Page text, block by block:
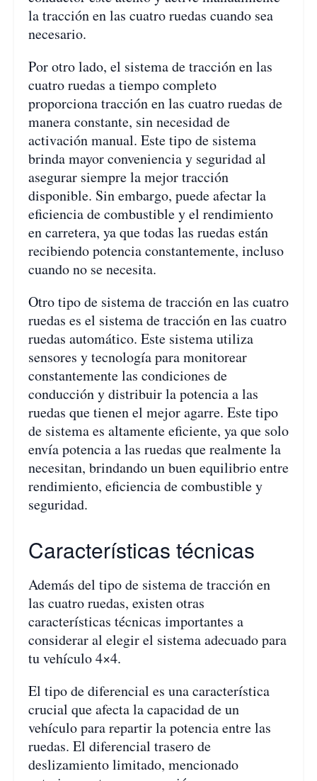
la tracción en las cuatro ruedas cuando sea
necesario.
Por otro lado, el sistema de tracción en las
cuatro ruedas a tiempo completo
proporciona tracción en las cuatro ruedas de
manera constante, sin necesidad de
activación manual. Este tipo de sistema
brinda mayor conveniencia y seguridad al
asegurar siempre la mejor tracción
disponible. Sin embargo, puede afectar la
eficiencia de combustible y el rendimiento
en carretera, ya que todas las ruedas están
recibiendo potencia constantemente, incluso
cuando no se necesita.
Otro tipo de sistema de tracción en las cuatro
ruedas es el sistema de tracción en las cuatro
ruedas automático. Este sistema utiliza
sensores y tecnología para monitorear
constantemente las condiciones de
conducción y distribuir la potencia a las
ruedas que tienen el mejor agarre. Este tipo
de sistema es altamente eficiente, ya que solo
envía potencia a las ruedas que realmente la
necesitan, brindando un buen equilibrio entre
rendimiento, eficiencia de combustible y
seguridad.
Características técnicas
Además del tipo de sistema de tracción en
las cuatro ruedas, existen otras
características técnicas importantes a
considerar al elegir el sistema adecuado para
tu vehículo 4×4.
El tipo de diferencial es una característica
crucial que afecta la capacidad de un
vehículo para repartir la potencia entre las
ruedas. El diferencial trasero de
deslizamiento limitado, mencionado